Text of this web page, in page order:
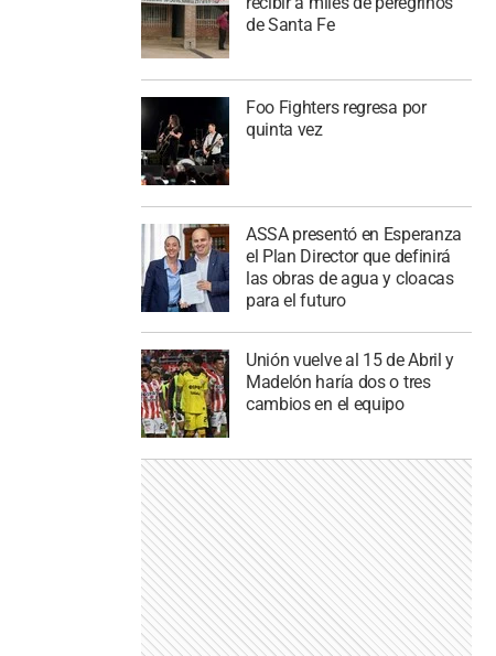
de Santa Fe
Foo Fighters regresa por
quinta vez
ASSA presentó en Esperanza
el Plan Director que definirá
las obras de agua y cloacas
para el futuro
Unión vuelve al 15 de Abril y
Madelón haría dos o tres
cambios en el equipo